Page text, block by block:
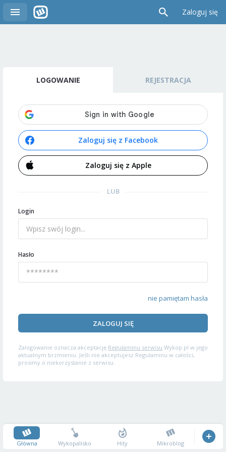
Zaloguj się
LOGOWANIE REJESTRACJA
Zaloguj się z Facebook
Zaloguj się z Apple
LUB
Login
Hasło
nie pamiętam hasła
ZALOGUJ SIĘ
Zalogowanie oznacza akceptację Regulaminu serwisu Wykop.pl w jego
aktualnym brzmieniu. Jeśli nie akceptujesz Regulaminu w całości,
prosimy o niekorzystanie z serwisu.
Główna Wykopalisko Hity Mikroblog